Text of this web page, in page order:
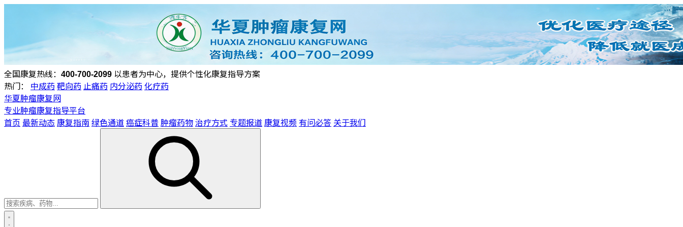
全国康复热线： 400-700-2099 以患者为中心，提供个性化康复指导方案
热门：
中成药 靶向药 止痛药 内分泌药 化疗药
华夏肿瘤康复网
专业肿瘤康复指导平台
首页 最新动态康复指南绿色通道癌症科普肿瘤药物治疗方式 专题报道康复视频 有问必答 关于我们